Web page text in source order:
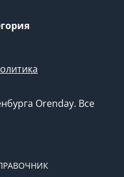
Orenday. Все